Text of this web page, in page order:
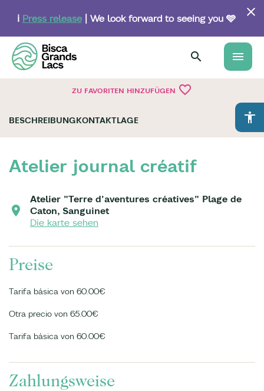
content
ℹ️ Press release| We look forward to seeing you 🩵
menu
ZU FAVORITEN HINZUFÜGEN favorite_border
accessibility
BESCHREIBUNGKONTAKTLAGE
Atelier journal créatif
Atelier "Terre d'aventures créatives" Plage de
Caton, Sanguinet
Die karte sehen
Preise
Tarifa básica von 60.00€
Otra precio von 65.00€
Tarifa básica von 60.00€
Zahlungsweise